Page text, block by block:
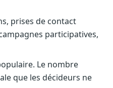
prises de contact
participatives,
Le nombre
que les décideurs ne